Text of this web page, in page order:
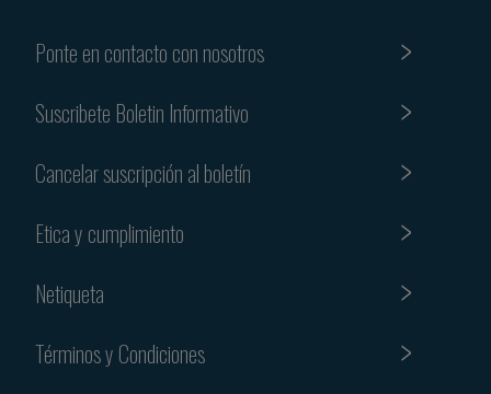
Ponte en contacto con nosotros
Suscribete Boletin Informativo
Cancelar suscripción al boletín
Etica y cumplimiento
Netiqueta
Términos y Condiciones